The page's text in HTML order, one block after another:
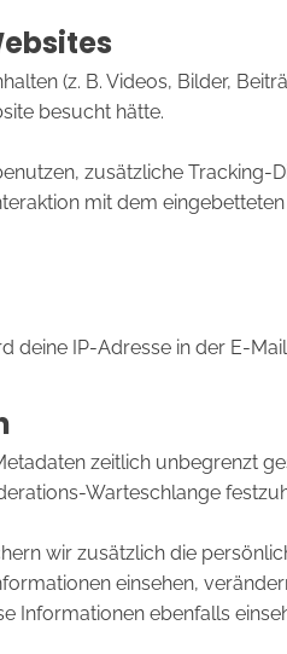
(z. B. Videos, Bilder,
besucht hätte.
zusätzliche
mit dem
IP-Adresse in der E-
zeitlich unbegrenzt
Warteschlange
wir zusätzlich die
einsehen,
Informationen ebenfalls